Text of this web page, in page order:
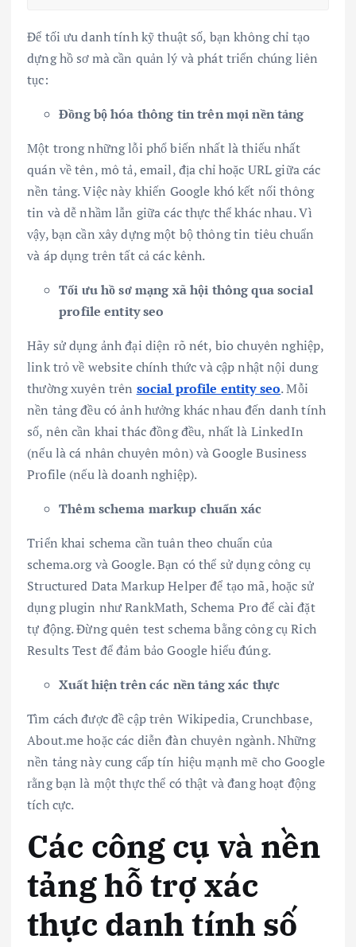
Để tối ưu danh tính kỹ thuật số, bạn không chỉ tạo
dựng hồ sơ mà cần quản lý và phát triển chúng liên
tục:
Đồng bộ hóa thông tin trên mọi nền tảng
Một trong những lỗi phổ biến nhất là thiếu nhất
quán về tên, mô tả, email, địa chỉ hoặc URL giữa các
nền tảng. Việc này khiến Google khó kết nối thông
tin và dễ nhầm lẫn giữa các thực thể khác nhau. Vì
vậy, bạn cần xây dựng một bộ thông tin tiêu chuẩn
và áp dụng trên tất cả các kênh.
Tối ưu hồ sơ mạng xã hội thông qua social
profile entity seo
Hãy sử dụng ảnh đại diện rõ nét, bio chuyên nghiệp,
link trỏ về website chính thức và cập nhật nội dung
thường xuyên trên social profile entity seo. Mỗi
nền tảng đều có ảnh hưởng khác nhau đến danh tính
số, nên cần khai thác đồng đều, nhất là LinkedIn
(nếu là cá nhân chuyên môn) và Google Business
Profile (nếu là doanh nghiệp).
Thêm schema markup chuẩn xác
Triển khai schema cần tuân theo chuẩn của
schema.org và Google. Bạn có thể sử dụng công cụ
Structured Data Markup Helper để tạo mã, hoặc sử
dụng plugin như RankMath, Schema Pro để cài đặt
tự động. Đừng quên test schema bằng công cụ Rich
Results Test để đảm bảo Google hiểu đúng.
Xuất hiện trên các nền tảng xác thực
Tìm cách được đề cập trên Wikipedia, Crunchbase,
About.me hoặc các diễn đàn chuyên ngành. Những
nền tảng này cung cấp tín hiệu mạnh mẽ cho Google
rằng bạn là một thực thể có thật và đang hoạt động
tích cực.
Các công cụ và nền
tảng hỗ trợ xác
thực danh tính số